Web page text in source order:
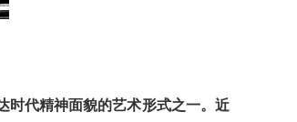
时代精神面貌的艺术形式之一。近